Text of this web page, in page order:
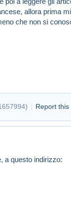
allora prima
che non si
) Report
a questo indirizzo: